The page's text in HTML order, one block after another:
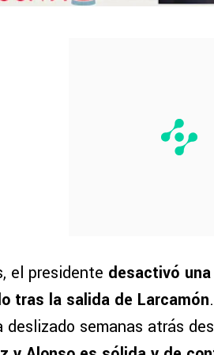
el presidente desactivó
tras la salida de Larcamón
deslizado semanas atrás